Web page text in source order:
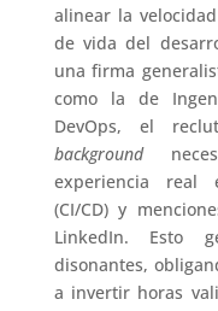
alinear la
de vida del
una firma
como la de
DevOps, el
background
experiencia real
(CI/CD) y
LinkedIn. Esto
disonantes,
a invertir horas